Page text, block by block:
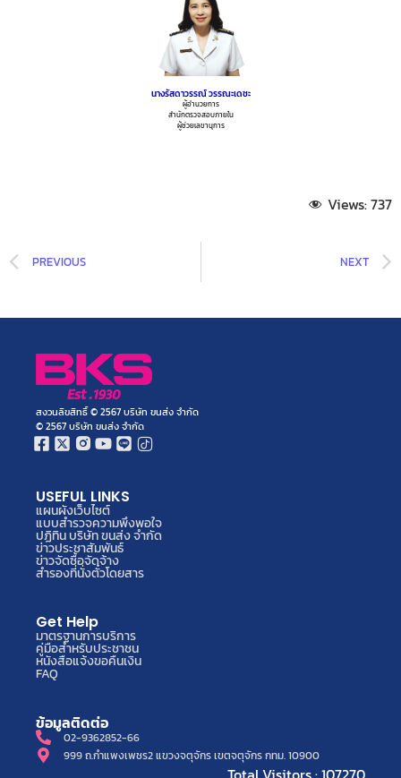
นางรัสดาวรรณ์ วรรณะเดชะ
ผู้อำนวยการ
สำนักตรวจสอบภายใน
ผู้ช่วยเลขานุการ
Views:737
PREVIOUS NEXT
สงวนลิขสิทธิ์ © 2567 บริษัท ขนส่ง จำกัด
© 2567 บริษัท ขนส่ง จำกัด
USEFUL LINKS
แผนผังเว็บไซต์
แบบสำรวจความพึงพอใจ
ปฏิทิน บริษัท ขนส่ง จำกัด
ข่าวประชาสัมพันธ์
ข่าวจัดซื้อจัดจ้าง
สำรองที่นั่งตั๋วโดยสาร
Get Help
มาตรฐานการบริการ
คู่มือสำหรับประชาชน
หนังสือแจ้งขอคืนเงิน
FAQ
ข้อมูลติดต่อ
02-9362852-66
999 ถ.กำแพงเพชร2 แขวงจตุจักร เขตจตุจักร กทม. 10900